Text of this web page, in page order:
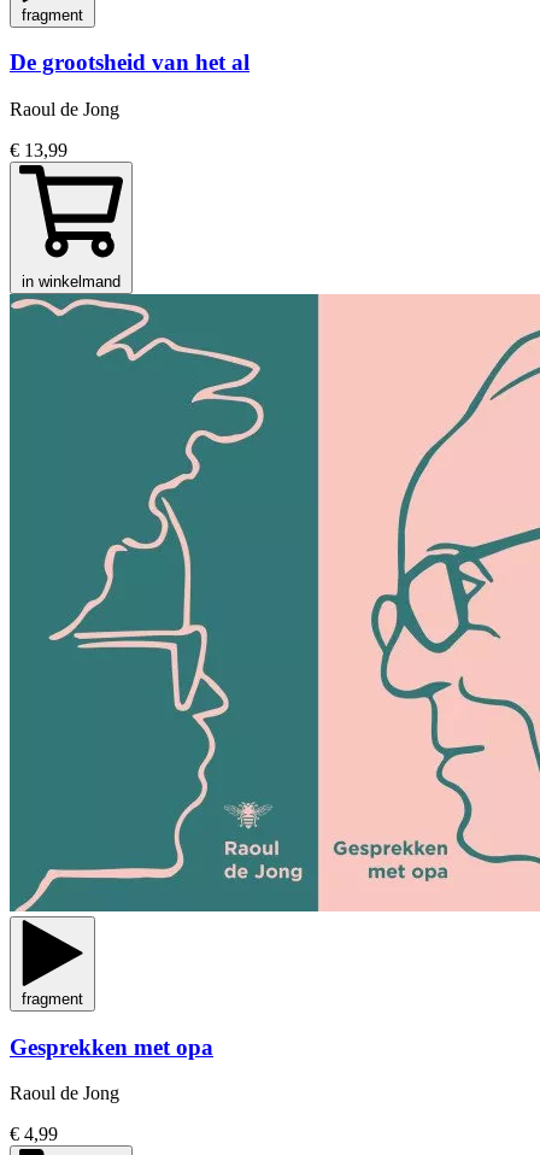
fragment
De grootsheid van het al
Raoul de Jong
€ 13,99
in winkelmand
fragment
Gesprekken met opa
Raoul de Jong
€ 4,99